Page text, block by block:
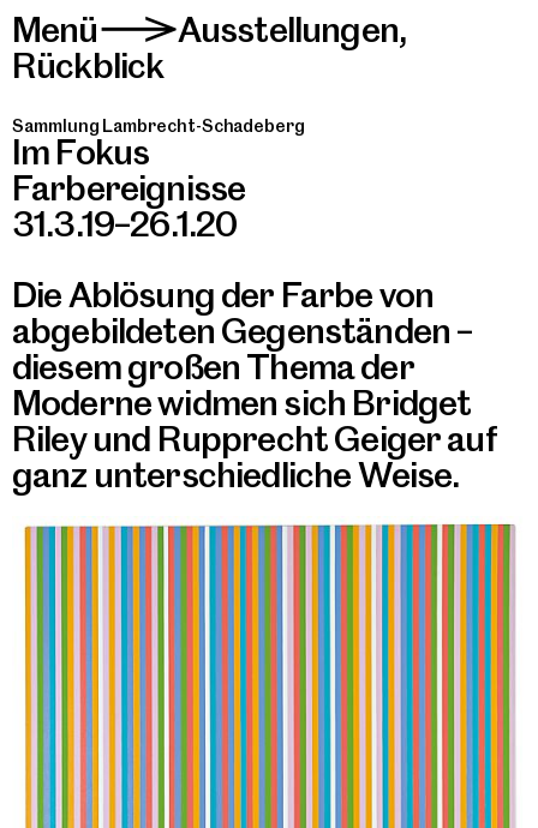
Menü>Ausstellungen,
Rückblick
Sammlung Lambrecht-Schadeberg
Im Fokus
Farbereignisse
31.3.19–26.1.20
Die Ablösung der Farbe von
abgebildeten Gegenständen –
diesem großen Thema der
Moderne widmen sich Bridget
Riley und Rupprecht Geiger auf
ganz unterschiedliche Weise.